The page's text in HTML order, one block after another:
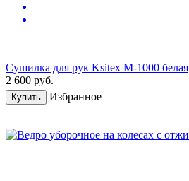
Сушилка для рук Ksitex M-1000 белая
2 600 руб.
Купить Избранное